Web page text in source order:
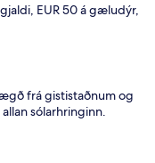
EUR 50 á gæludýr,
frá gististaðnum og
sólarhringinn.